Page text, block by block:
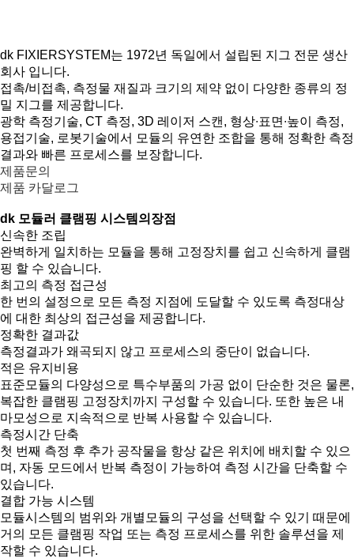
dk FIXIERSYSTEM는 1972년 독일에서 설립된 지그 전문 생산
회사 입니다.
접촉/비접촉, 측정물 재질과 크기의 제약 없이 다양한 종류의 정
밀 지그를 제공합니다.
광학 측정기술, CT 측정, 3D 레이저 스캔, 형상∙표면∙높이 측정,
용접기술, 로봇기술에서 모듈의 유연한 조합을 통해 정확한 측정
결과와 빠른 프로세스를 보장합니다.
제품문의
제품 카달로그
dk 모듈러 클램핑 시스템의장점
신속한 조립
완벽하게 일치하는 모듈을 통해 고정장치를 쉽고 신속하게 클램
핑 할 수 있습니다.
최고의 측정 접근성
한 번의 설정으로 모든 측정 지점에 도달할 수 있도록 측정대상
에 대한 최상의 접근성을 제공합니다.
정확한 결과값
측정결과가 왜곡되지 않고 프로세스의 중단이 없습니다.
적은 유지비용
표준모듈의 다양성으로 특수부품의 가공 없이 단순한 것은 물론,
복잡한 클램핑 고정장치까지 구성할 수 있습니다. 또한 높은 내
마모성으로 지속적으로 반복 사용할 수 있습니다.
측정시간 단축
첫 번째 측정 후 추가 공작물을 항상 같은 위치에 배치할 수 있으
며, 자동 모드에서 반복 측정이 가능하여 측정 시간을 단축할 수
있습니다.
결합 가능 시스템
모듈시스템의 범위와 개별모듈의 구성을 선택할 수 있기 때문에
거의 모든 클램핑 작업 또는 측정 프로세스를 위한 솔루션을 제
작할 수 있습니다.